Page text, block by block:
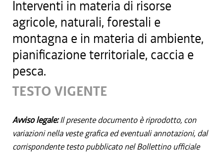
Interventi in materia di risorse
agricole, naturali, forestali e
montagna e in materia di ambiente,
pianificazione territoriale, caccia e
pesca.
TESTO VIGENTE
Avviso legale:Il presente documento è riprodotto, con
variazioni nella veste grafica ed eventuali annotazioni, dal
corrispondente testo pubblicato nel Bollettino ufficiale